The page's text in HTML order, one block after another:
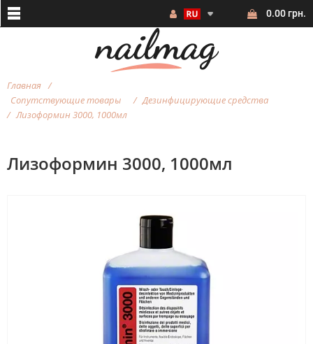
0.00 грн.
Главная
Сопутствующие товары
Дезинфицирующие средства
Лизоформин 3000, 1000мл
Лизоформин 3000, 1000мл